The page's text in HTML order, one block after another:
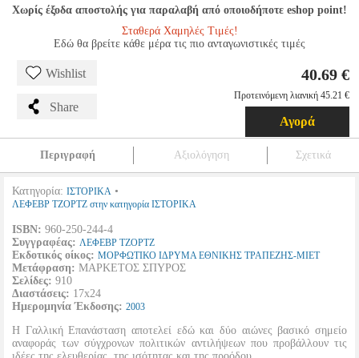
Χωρίς έξοδα αποστολής για παραλαβή από οποιοδήποτε eshop point!
Σταθερά Χαμηλές Τιμές!
Εδώ θα βρείτε κάθε μέρα τις πιο ανταγωνιστικές τιμές
Wishlist
Share
40.69 €
Προτεινόμενη λιανική 45.21 €
Αγορά
Περιγραφή Αξιολόγηση Σχετικά
Κατηγορία: ΙΣΤΟΡΙΚΑ •
ΛΕΦΕΒΡ ΤΖΟΡΤΖ στην κατηγορία ΙΣΤΟΡΙΚΑ
ISBN: 960-250-244-4
Συγγραφέας: ΛΕΦΕΒΡ ΤΖΟΡΤΖ
Εκδοτικός οίκος: ΜΟΡΦΩΤΙΚΟ ΙΔΡΥΜΑ ΕΘΝΙΚΗΣ ΤΡΑΠΕΖΗΣ-ΜΙΕΤ
Μετάφραση: ΜΑΡΚΕΤΟΣ ΣΠΥΡΟΣ
Σελίδες: 910
Διαστάσεις: 17x24
Ημερομηνία Έκδοσης: 2003
Η Γαλλική Επανάσταση αποτελεί εδώ και δύο αιώνες βασικό σημείο
αναφοράς των σύγχρονων πολιτικών αντιλήψεων που προβάλλουν τις